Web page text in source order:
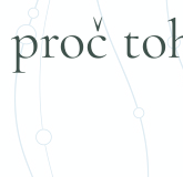
proč